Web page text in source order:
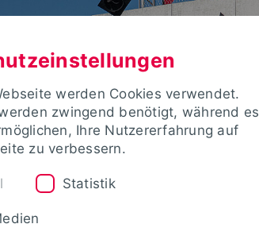
werden Cookies verwendet.
zwingend benötigt, während es
Ihre Nutzererfahrung auf
zu verbessern.
Statistik